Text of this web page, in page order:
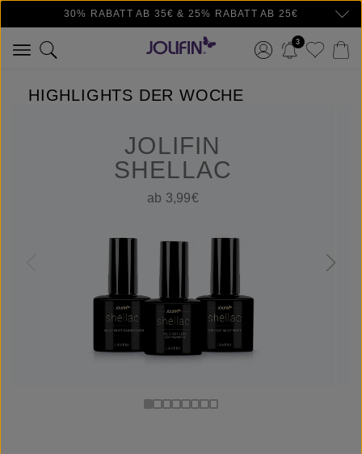
Zum Hauptinhalt springen
30% RABATT AB 35€ & 25% RABATT AB 25€
3
HIGHLIGHTS DER WOCHE
JOLIFIN
SHELLAC
ab 3,99€